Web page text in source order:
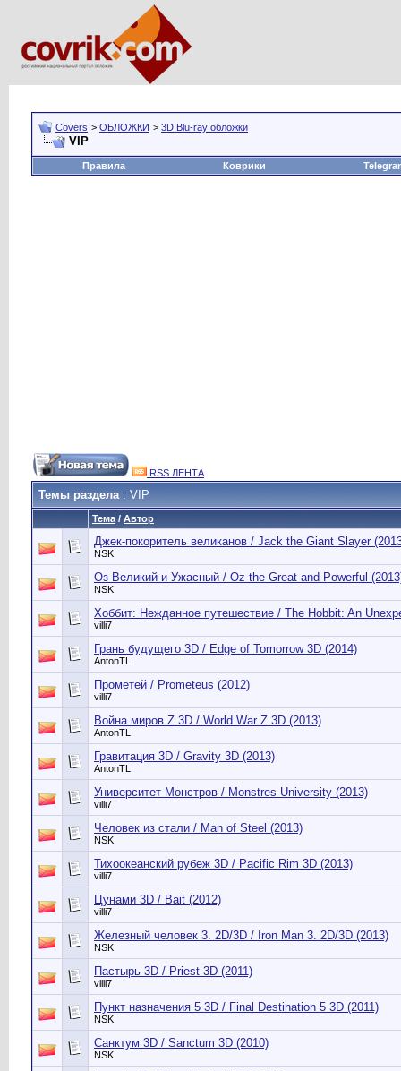
Covers > ОБЛОЖКИ > 3D Blu-ray обложки
VIP
Правила Коврики
RSS ЛЕНТА
Темы раздела: VIP
Тема / Автор
Джек-покоритель великанов / Jack the Giant Slayer
NSK
Оз Великий и Ужасный / Oz the Great and Powerful
NSK
Хоббит: Нежданное путешествие / The Hobbit: An
villi7
Грань будущего 3D / Edge of Tomorrow 3D (2014)
AntonTL
Прометей / Prometeus (2012)
villi7
Война миров Z 3D / World War Z 3D (2013)
AntonTL
Гравитация 3D / Gravity 3D (2013)
AntonTL
Университет Монстров / Monstres University (2013)
villi7
Человек из стали / Man of Steel (2013)
NSK
Тихоокеанский рубеж 3D / Pacific Rim 3D (2013)
villi7
Цунами 3D / Bait (2012)
villi7
Железный человек 3. 2D/3D / Iron Man 3. 2D/3D (2013)
NSK
Пастырь 3D / Priest 3D (2011)
villi7
Пункт назначения 5 3D / Final Destination 5 3D (2011)
NSK
Санктум 3D / Sanctum 3D (2010)
NSK